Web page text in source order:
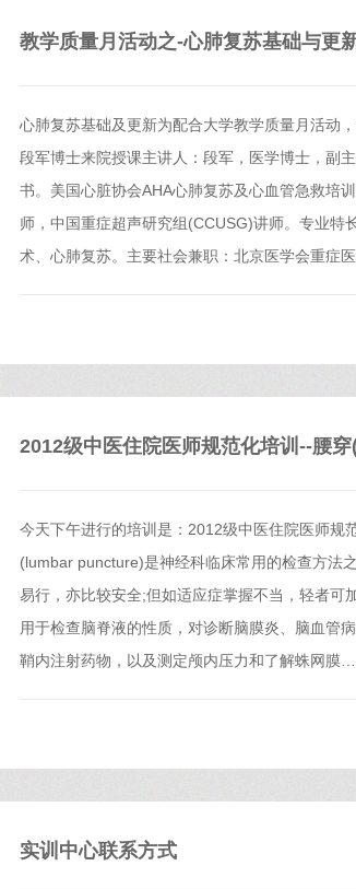
教学质量月活动之-心肺复苏基础与更
心肺复苏基础及更新为配合大学教学质量月活动
段军博士来院授课主讲人：段军，医学博士，副
书。美国心脏协会AHA心肺复苏及心血管急救培
师，中国重症超声研究组(CCUSG)讲师。专业
术、心肺复苏。主要社会兼职：北京医学会重症
2012级中医住院医师规范化培训--腰
今天下午进行的培训是：2012级中医住院医师规
(lumbar puncture)是神经科临床常用的检查方法
易行，亦比较安全;但如适应症掌握不当，轻者可
用于检查脑脊液的性质，对诊断脑膜炎、脑血管
鞘内注射药物，以及测定颅内压力和了解蛛网膜…
实训中心联系方式